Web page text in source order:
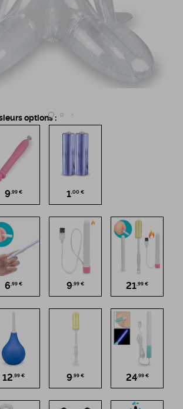
options :
9,99 € 1,00 €
6,99 € 9,99 € 21,99 €
12,99 € 9,99 € 24,99 €